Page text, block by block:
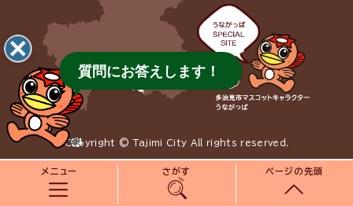
メニュー さがす ページの先頭
Copyright © Tajimi City All rights reserved.
質問にお答えします！